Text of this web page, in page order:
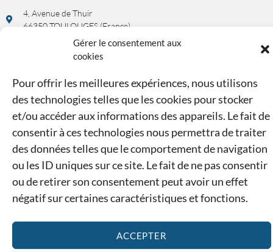
Gérer le consentement aux
cookies
Pour offrir les meilleures expériences, nous utilisons
des technologies telles que les cookies pour stocker
et/ou accéder aux informations des appareils. Le fait de
consentir à ces technologies nous permettra de traiter
des données telles que le comportement de navigation
ou les ID uniques sur ce site. Le fait de ne pas consentir
ou de retirer son consentement peut avoir un effet
négatif sur certaines caractéristiques et fonctions.
ACCEPTER
4, Avenue de Thuir
66350 TOULOUGES (France)
Rendez-vous possible sur demande !
UNE QUESTION, UN RENSEIGNEMENT ?
04 68 34 43 52 ou 07 44 73 31 68
contact@ducasse-modelisme.com
Mentions légalesConfidentialitéCGVCookies
sur votre panier* avec le code ETE26